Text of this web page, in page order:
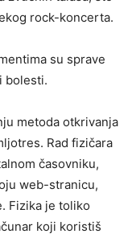
rock-koncerta.
su sprave
bolesti.
metoda otkrivanja
Rad fizičara
časovniku,
web-stranicu,
Fizika je toliko
koji koristiš